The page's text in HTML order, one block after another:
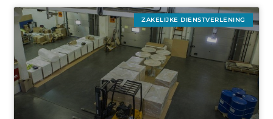
ZAKELIJKE DIENSTVERLENING